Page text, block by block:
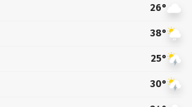
26°
38°
25°
30°